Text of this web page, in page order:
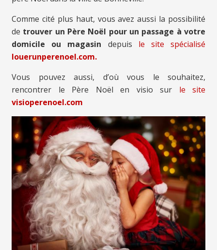
Comme cité plus haut, vous avez aussi la possibilité
de trouver un Père Noël pour un passage à votre
domicile ou magasin depuis le site spécialisé
louerunperenoel.com.
Vous pouvez aussi, d’où vous le souhaitez,
rencontrer le Père Noël en visio sur le site
visioperenoel.com